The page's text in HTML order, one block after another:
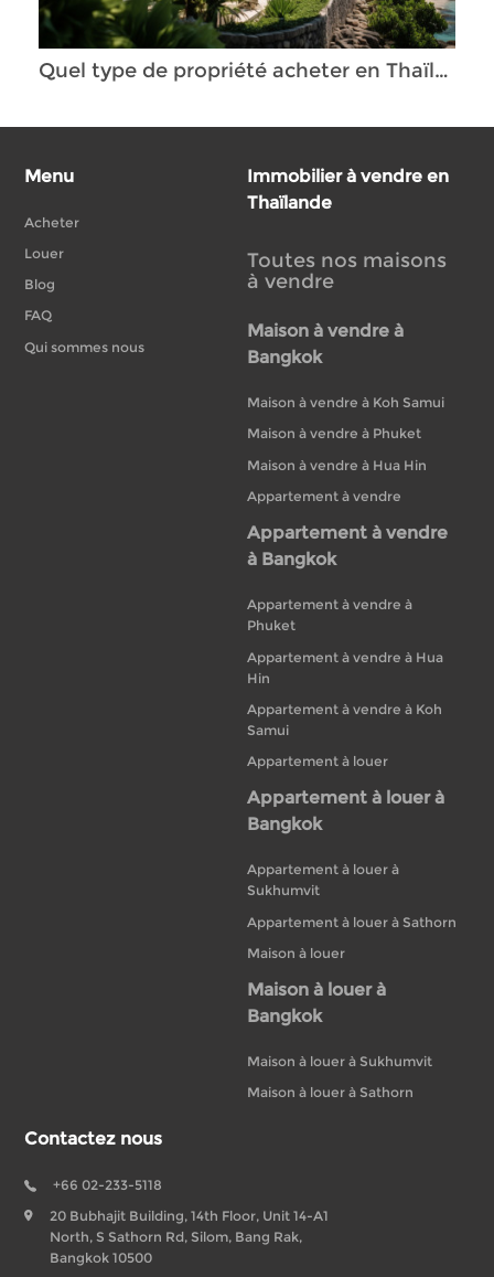
Quel type de propriété acheter en Thaïlande pour une résidence permanente ?
Menu
Acheter
Louer
Blog
FAQ
Qui sommes nous
Immobilier à vendre en
Thaïlande
Toutes nos maisons
à vendre
Maison à vendre à
Bangkok
Maison à vendre à Koh Samui
Maison à vendre à Phuket
Maison à vendre à Hua Hin
Appartement à vendre
Appartement à vendre
à Bangkok
Appartement à vendre à
Phuket
Appartement à vendre à Hua
Hin
Appartement à vendre à Koh
Samui
Appartement à louer
Appartement à louer à
Bangkok
Appartement à louer à
Sukhumvit
Appartement à louer à Sathorn
Maison à louer
Maison à louer à
Bangkok
Maison à louer à Sukhumvit
Maison à louer à Sathorn
Contactez nous
+66 02-233-5118
20 Bubhajit Building, 14th Floor, Unit 14-A1
North, S Sathorn Rd, Silom, Bang Rak,
Bangkok 10500